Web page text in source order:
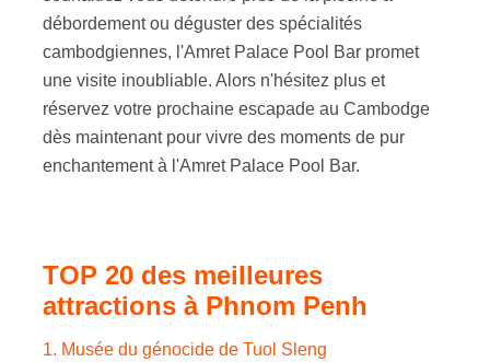
débordement ou déguster des spécialités
cambodgiennes, l'Amret Palace Pool Bar promet
une visite inoubliable. Alors n'hésitez plus et
réservez votre prochaine escapade au Cambodge
dès maintenant pour vivre des moments de pur
enchantement à l'Amret Palace Pool Bar.
TOP 20 des meilleures
attractions à Phnom Penh
1. Musée du génocide de Tuol Sleng